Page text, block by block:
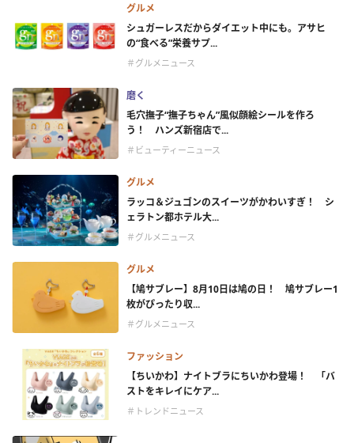
グルメ
シュガーレスだからダイエット中にも。アサヒ
の“食べる”栄養サプ...
＃グルメニュース
磨く
毛穴撫子“撫子ちゃん”風似顔絵シールを作ろ
う！ ハンズ新宿店で...
＃ビューティーニュース
グルメ
ラッコ＆ジュゴンのスイーツがかわいすぎ！ シ
ェラトン都ホテル大...
＃グルメニュース
グルメ
【鳩サブレー】8月10日は鳩の日！ 鳩サブレー1
枚がぴったり収...
＃グルメニュース
ファッション
【ちいかわ】ナイトブラにちいかわ登場！ 「バ
ストをキレイにケア...
＃トレンドニュース